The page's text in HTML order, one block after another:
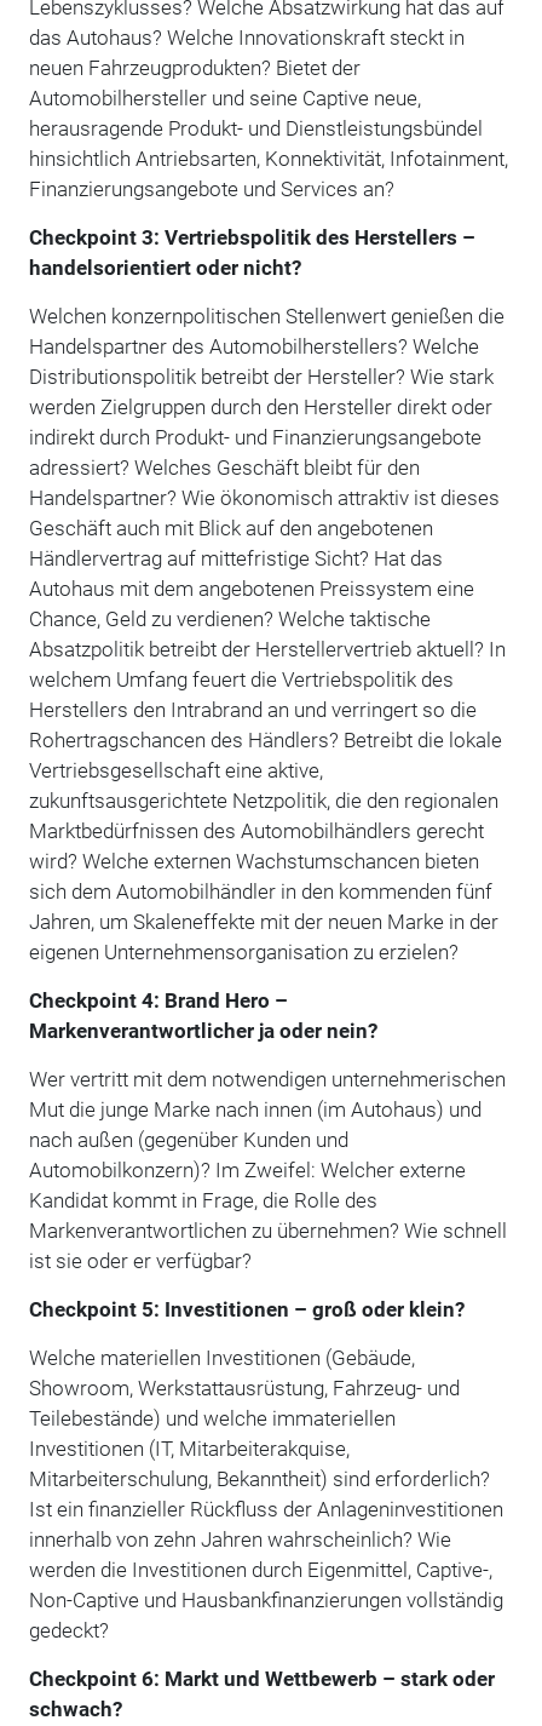
Lebenszyklusses? Welche Absatzwirkung hat das auf
das Autohaus? Welche Innovationskraft steckt in
neuen Fahrzeugprodukten? Bietet der
Automobilhersteller und seine Captive neue,
herausragende Produkt- und Dienstleistungsbündel
hinsichtlich Antriebsarten, Konnektivität, Infotainment,
Finanzierungsangebote und Services an?
Checkpoint 3: Vertriebspolitik des Herstellers –
handelsorientiert oder nicht?
Welchen konzernpolitischen Stellenwert genießen die
Handelspartner des Automobilherstellers? Welche
Distributionspolitik betreibt der Hersteller? Wie stark
werden Zielgruppen durch den Hersteller direkt oder
indirekt durch Produkt- und Finanzierungsangebote
adressiert? Welches Geschäft bleibt für den
Handelspartner? Wie ökonomisch attraktiv ist dieses
Geschäft auch mit Blick auf den angebotenen
Händlervertrag auf mittefristige Sicht? Hat das
Autohaus mit dem angebotenen Preissystem eine
Chance, Geld zu verdienen? Welche taktische
Absatzpolitik betreibt der Herstellervertrieb aktuell? In
welchem Umfang feuert die Vertriebspolitik des
Herstellers den Intrabrand an und verringert so die
Rohertragschancen des Händlers? Betreibt die lokale
Vertriebsgesellschaft eine aktive,
zukunftsausgerichtete Netzpolitik, die den regionalen
Marktbedürfnissen des Automobilhändlers gerecht
wird? Welche externen Wachstumschancen bieten
sich dem Automobilhändler in den kommenden fünf
Jahren, um Skaleneffekte mit der neuen Marke in der
eigenen Unternehmensorganisation zu erzielen?
Checkpoint 4: Brand Hero –
Markenverantwortlicher ja oder nein?
Wer vertritt mit dem notwendigen unternehmerischen
Mut die junge Marke nach innen (im Autohaus) und
nach außen (gegenüber Kunden und
Automobilkonzern)? Im Zweifel: Welcher externe
Kandidat kommt in Frage, die Rolle des
Markenverantwortlichen zu übernehmen? Wie schnell
ist sie oder er verfügbar?
Checkpoint 5: Investitionen – groß oder klein?
Welche materiellen Investitionen (Gebäude,
Showroom, Werkstattausrüstung, Fahrzeug- und
Teilebestände) und welche immateriellen
Investitionen (IT, Mitarbeiterakquise,
Mitarbeiterschulung, Bekanntheit) sind erforderlich?
Ist ein finanzieller Rückfluss der Anlageninvestitionen
innerhalb von zehn Jahren wahrscheinlich? Wie
werden die Investitionen durch Eigenmittel, Captive-,
Non-Captive und Hausbankfinanzierungen vollständig
gedeckt?
Checkpoint 6: Markt und Wettbewerb – stark oder
schwach?